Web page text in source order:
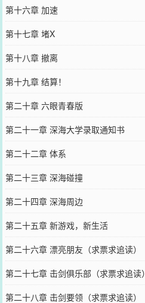
第十六章 加速
第十七章 堵X
第十八章 撤离
第十九章 结算！
第二十章 六眼青春版
第二十一章 深海大学录取通知书
第二十二章 体系
第二十三章 深海碰撞
第二十四章 深海周边
第二十五章 新游戏，新生活
第二十六章 漂亮朋友（求票求追读）
第二十七章 击剑俱乐部（求票求追读）
第二十八章 击剑要领（求票求追读）